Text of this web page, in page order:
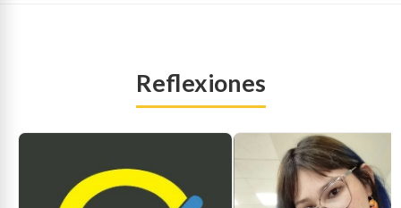
Reflexiones